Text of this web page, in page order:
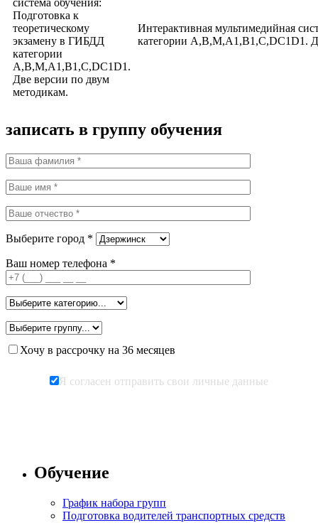
Интерактивная мультимедийная
категории А,В,М,А1,В1,С,DС1D1.
записать в группу обучения
Выберите город *
Ваш номер телефона *
Хочу в рассрочку на 36 месяцев
Я согласен отправить свои личные данные
Обучение
График набора групп
Подготовка водителей транспортных средств